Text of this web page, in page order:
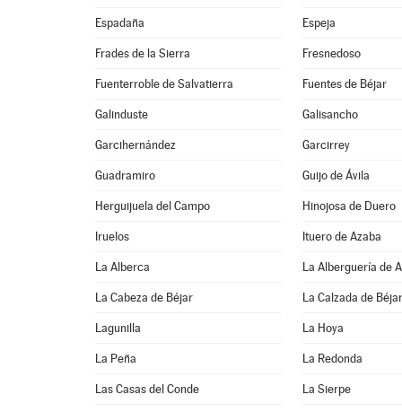
Espadaña Espeja
Frades de la Sierra Fresnedoso
Fuenterroble de Salvatierra Fuentes de Béjar
Galinduste Galisancho
Garcihernández Garcirrey
Guadramiro Guijo de Ávila
Herguijuela del Campo Hinojosa de Duero
Iruelos Ituero de Azaba
La Alberca La Alberguería de
La Cabeza de Béjar La Calzada de Béjar
Lagunilla La Hoya
La Peña La Redonda
Las Casas del Conde La Sierpe